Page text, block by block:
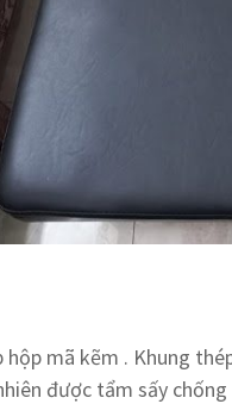
mã kẽm . Khung
được tẩm sấy